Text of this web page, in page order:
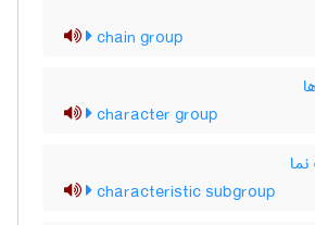
chain group
character group
characteristic subgroup